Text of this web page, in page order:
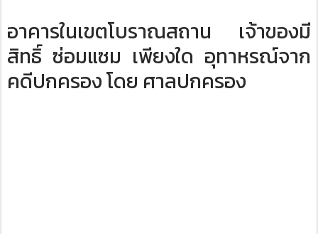
อาคารในเขตโบราณสถาน เจ้าของมี
สิทธิ์ ซ่อมแซม เพียงใด อุทาหรณ์จาก
คดีปกครอง โดย ศาลปกครอง